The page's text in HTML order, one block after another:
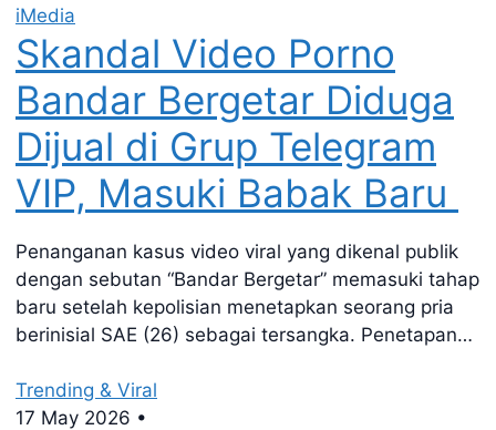
iMedia
Skandal Video Porno
Bandar Bergetar Diduga
Dijual di Grup Telegram
VIP, Masuki Babak Baru
Penanganan kasus video viral yang dikenal publik
dengan sebutan “Bandar Bergetar” memasuki tahap
baru setelah kepolisian menetapkan seorang pria
berinisial SAE (26) sebagai tersangka. Penetapan…
Trending & Viral
17 May 2026 •